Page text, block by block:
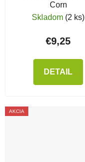
Corn
Skladom (2 ks)
€9,25
DETAIL
AKCIA